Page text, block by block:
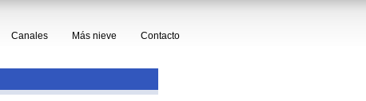
Canales Más nieve Contacto